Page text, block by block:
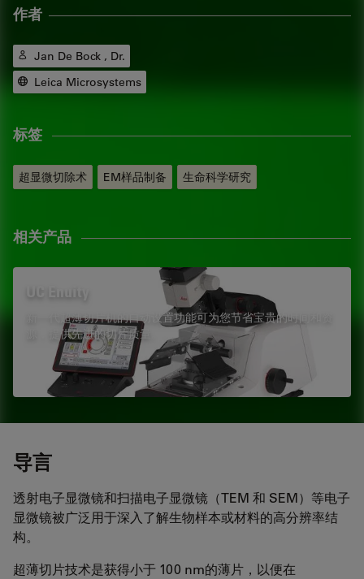
作者
Jan De Bock , Dr.
Leica Microsystems
标签
超显微切除术 EM样品制备 生命科学研究
相关产品
新一代超薄切片机的自动设置功能可为您节省宝贵的时间和资
源，提供先进的切片质量。
导言
透射电子显微镜和扫描电子显微镜（TEM 和 SEM）等电子
显微镜被广泛用于深入了解生物样本或材料的高分辨率结
构。
超薄切片技术是获得小于 100 nm的薄片，以便在